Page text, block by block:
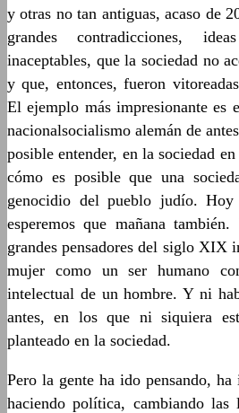
y otras no tan antiguas, acaso de
grandes contradicciones,
inaceptables, que la sociedad no
y que, entonces, fueron
El ejemplo más impresionante es
nacionalsocialismo alemán de
posible entender, en la sociedad
cómo es posible que una
genocidio del pueblo judío. Hoy
esperemos que mañana
grandes pensadores del siglo XIX
mujer como un ser humano
intelectual de un hombre. Y ni
antes, en los que ni siquiera
planteado en la sociedad.
Pero la gente ha ido pensando,
haciendo política, cambiando